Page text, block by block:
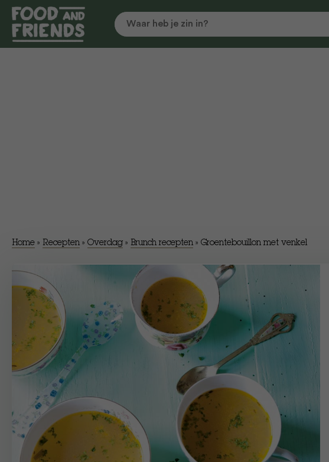
Home » Recepten » Overdag » Brunch recepten » Groentebouillon met venkel